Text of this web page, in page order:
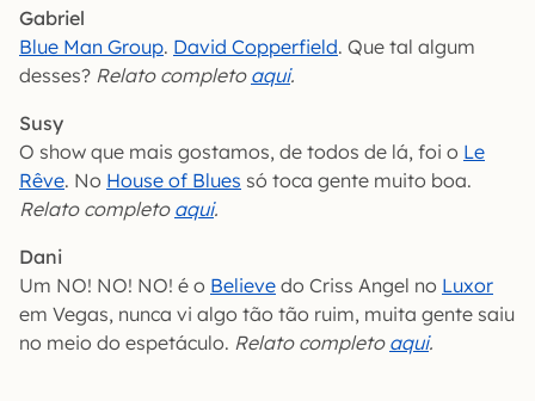
Gabriel
Blue Man Group. David Copperfield. Que tal algum
desses? Relato completo aqui.
Susy
O show que mais gostamos, de todos de lá, foi o Le
Rêve. No House of Blues só toca gente muito boa.
Relato completo aqui.
Dani
Um NO! NO! NO! é o Believe do Criss Angel no Luxor
em Vegas, nunca vi algo tão tão ruim, muita gente saiu
no meio do espetáculo. Relato completo aqui.